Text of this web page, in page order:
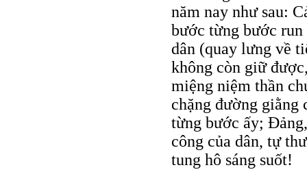
năm nay như sau:
bước từng bước
dân (quay lưng về
không còn giữ
miệng niệm thần
chặng đường
từng bước ấy;
công của dân, tự
tung hô sáng suốt!